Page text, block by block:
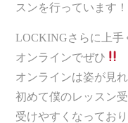
スンを行っています！
LOCKINGさらに上手
オンラインでぜひ
オンラインは姿が見
初めて僕のレッスン
受けやすくなってお